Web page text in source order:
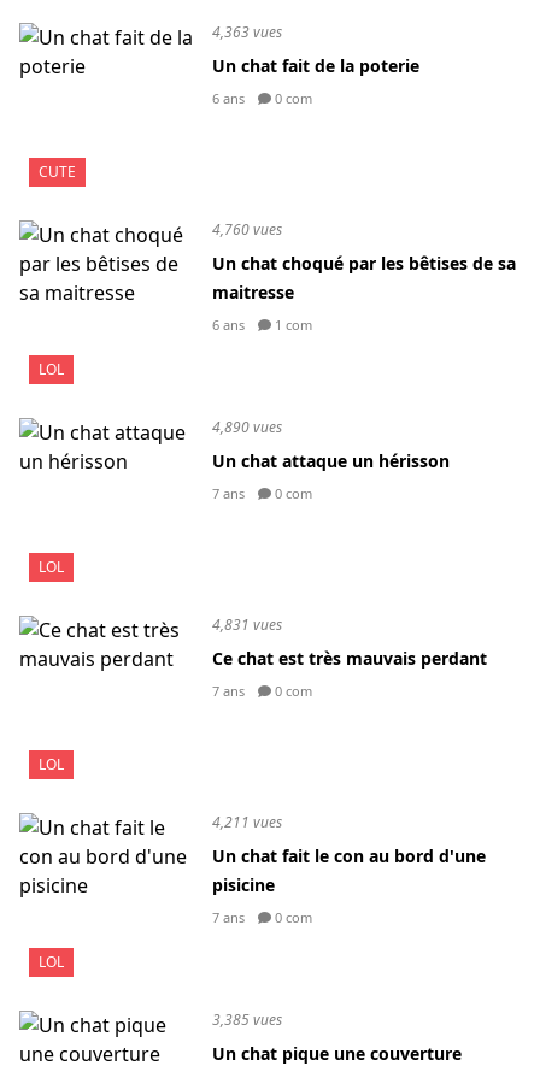
CUTE
4,363 vues
Un chat fait de la poterie
6 ans 0 com
LOL
4,760 vues
Un chat choqué par les bêtises de sa
maitresse
6 ans 1 com
LOL
4,890 vues
Un chat attaque un hérisson
7 ans 0 com
LOL
4,831 vues
Ce chat est très mauvais perdant
7 ans 0 com
LOL
4,211 vues
Un chat fait le con au bord d'une
pisicine
7 ans 0 com
3,385 vues
Un chat pique une couverture